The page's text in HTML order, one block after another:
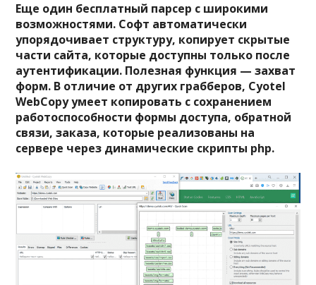
Еще один бесплатный парсер с широкими
возможностями. Софт автоматически
упорядочивает структуру, копирует скрытые
части сайта, которые доступны только после
аутентификации. Полезная функция — захват
форм. В отличие от других грабберов, Cyotel
WebCopy умеет копировать с сохранением
работоспособности формы доступа, обратной
связи, заказа, которые реализованы на
сервере через динамические скрипты php.